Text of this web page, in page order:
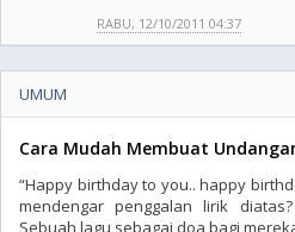
RABU, 12/10/2011 04:37
UMUM
Cara Mudah Membuat
“Happy birthday to you.. happy
mendengar penggalan lirik
Sebuah lagu sebagai doa bagi